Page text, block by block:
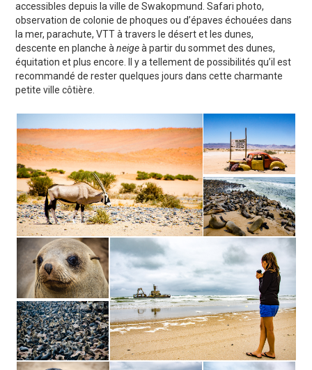
accessibles depuis la ville de Swakopmund. Safari photo,
observation de colonie de phoques ou d’épaves échouées dans
la mer, parachute, VTT à travers le désert et les dunes,
descente en planche àneigeà partir du sommet des dunes,
équitation et plus encore. Il y a tellement de possibilités qu’il est
recommandé de rester quelques jours dans cette charmante
petite ville côtière.